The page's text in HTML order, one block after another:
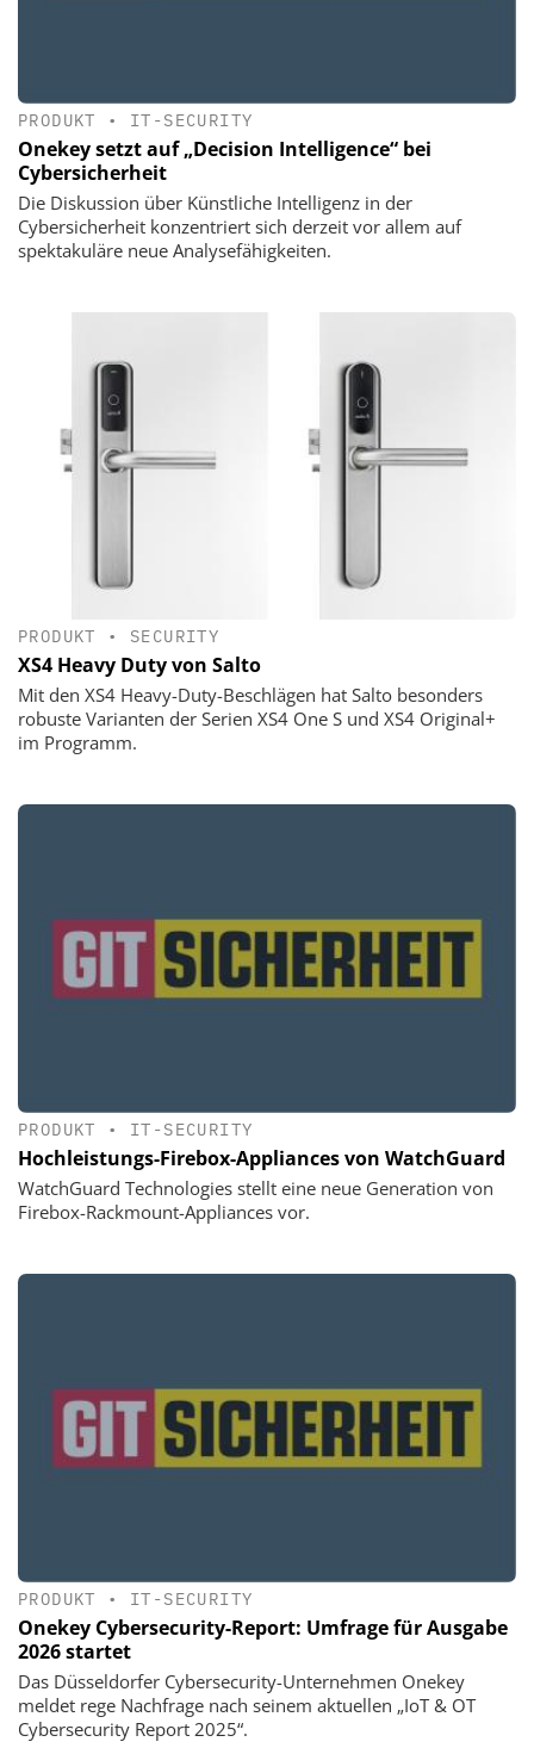
PRODUKT • IT-SECURITY
Onekey setzt auf „Decision Intelligence“ bei
Cybersicherheit
Die Diskussion über Künstliche Intelligenz in der
Cybersicherheit konzentriert sich derzeit vor allem auf
spektakuläre neue Analysefähigkeiten.
PRODUKT • SECURITY
XS4 Heavy Duty von Salto
Mit den XS4 Heavy-Duty-Beschlägen hat Salto besonders
robuste Varianten der Serien XS4 One S und XS4 Original+
im Programm.
PRODUKT • IT-SECURITY
Hochleistungs-Firebox-Appliances von WatchGuard
WatchGuard Technologies stellt eine neue Generation von
Firebox-Rackmount-Appliances vor.
PRODUKT • IT-SECURITY
Onekey Cybersecurity-Report: Umfrage für Ausgabe
2026 startet
Das Düsseldorfer Cybersecurity-Unternehmen Onekey
meldet rege Nachfrage nach seinem aktuellen „IoT & OT
Cybersecurity Report 2025“.